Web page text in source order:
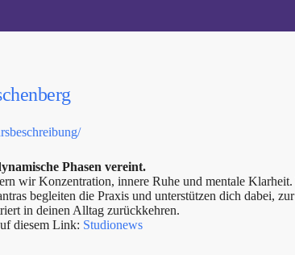
Phasen vereint.
wir Konzentration, innere Ruhe und mentale
begleiten die Praxis und unterstützen dich dabei,
in deinen Alltag zurückkehren.
diesem Link: Studionews